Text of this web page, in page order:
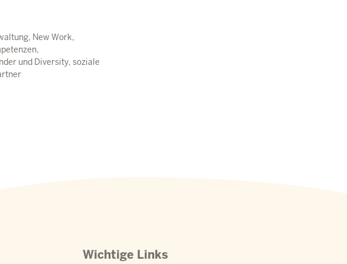
New Work,
und Diversity, soziale
Wichtige Links